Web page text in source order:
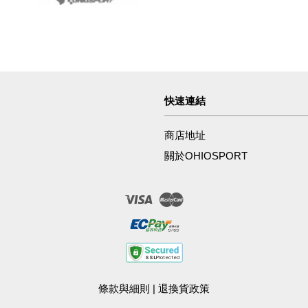
快速連結
商店地址
關於OHIOSPORT
Visa
條款與細則 | 退換貨政策